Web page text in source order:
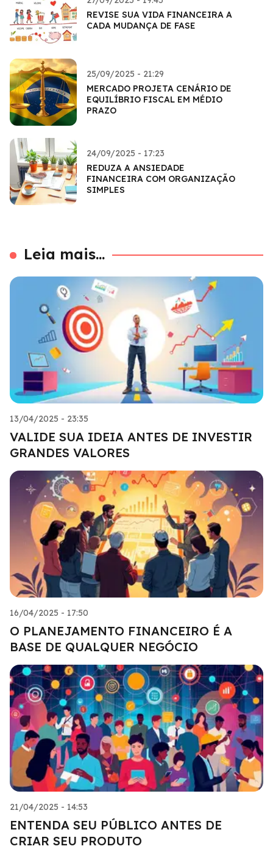
REVISE SUA VIDA FINANCEIRA A
CADA MUDANÇA DE FASE
25/09/2025 - 21:29
MERCADO PROJETA CENÁRIO DE
EQUILÍBRIO FISCAL EM MÉDIO
PRAZO
24/09/2025 - 17:23
REDUZA A ANSIEDADE
FINANCEIRA COM ORGANIZAÇÃO
SIMPLES
Leia mais...
13/04/2025 - 23:35
VALIDE SUA IDEIA ANTES DE INVESTIR
GRANDES VALORES
16/04/2025 - 17:50
O PLANEJAMENTO FINANCEIRO É A
BASE DE QUALQUER NEGÓCIO
21/04/2025 - 14:53
ENTENDA SEU PÚBLICO ANTES DE
CRIAR SEU PRODUTO